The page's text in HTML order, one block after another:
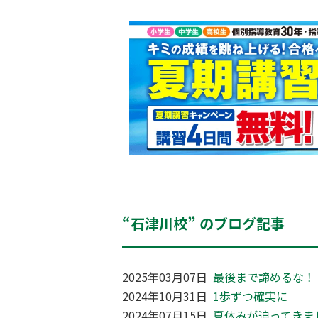
“石津川校” のブログ記事
2025年03月07日 最後まで諦めるな！
2024年10月31日 1歩ずつ確実に